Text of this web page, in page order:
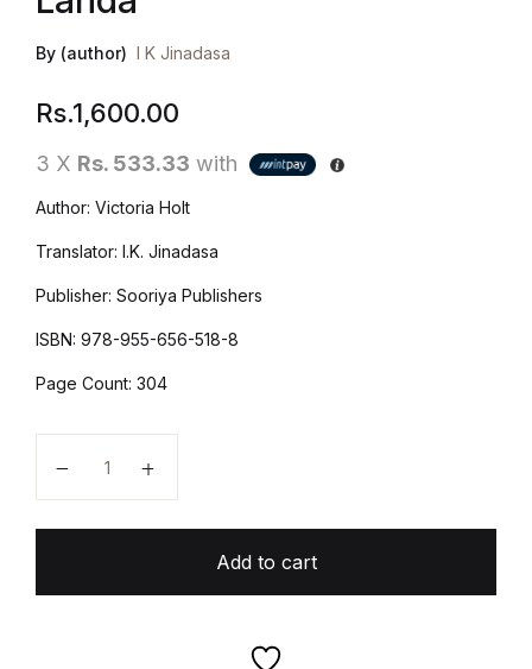
By (author) I K Jinadasa
Rs.1,600.00
3 X Rs. 533.33 with
Author: Victoria Holt
Translator: I.K. Jinadasa
Publisher: Sooriya Publishers
ISBN: 978-955-656-518-8
Page Count: 304
Add to cart